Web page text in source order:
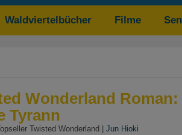
Waldviertelbücher Filme
Wonderland Roman:
Tyrann
Twisted Wonderland | Jun Hioki